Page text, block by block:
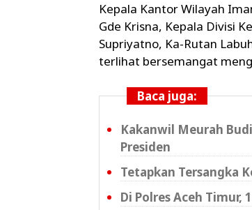
Kepala Kantor Wilayah
Gde Krisna, Kepala Divisi
Supriyatno, Ka-Rutan
terlihat bersemangat
Baca juga:
Kakanwil Meurah
Presiden
Tetapkan Tersangka
Di Polres Aceh Timur,